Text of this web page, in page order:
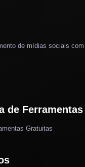
de mídias sociais com
de
Gratuitas